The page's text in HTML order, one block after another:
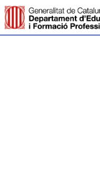
メインコンテンツへス